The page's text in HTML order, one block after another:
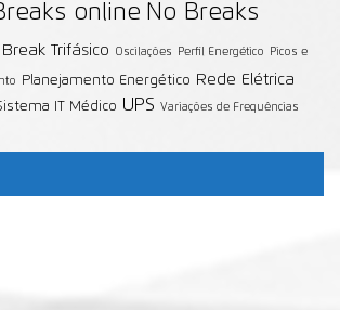
online No Breaks
Break Trifásico Oscilações Perfil Energético Picos e
Planejamento Energético Rede Elétrica
IT Médico UPS Variações de Frequências